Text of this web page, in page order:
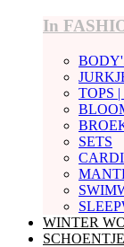
In
TOPS
SETS
WINTER